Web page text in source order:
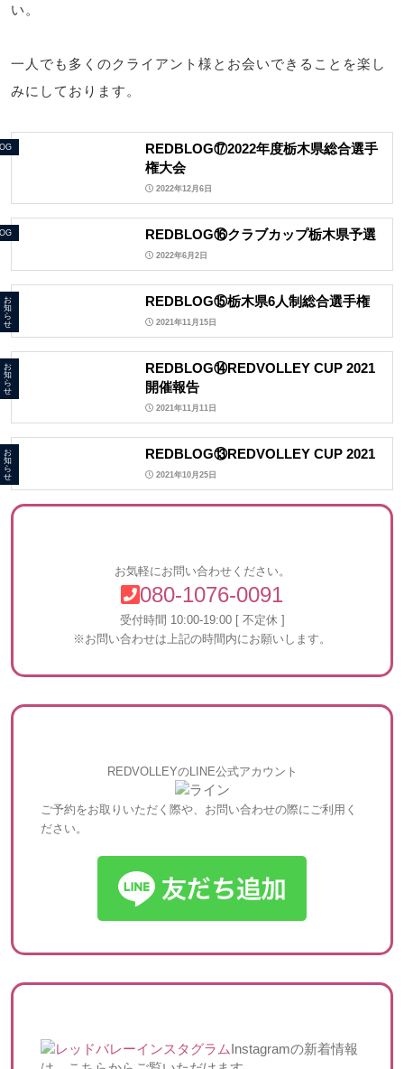
い。
一人でも多くのクライアント様とお会いできることを楽し
みにしております。
REDBLOG⑰2022年度栃木県総合選手
権大会
2022年12月6日
REDBLOG⑯クラブカップ栃木県予選
2022年6月2日
お
知
ら
せ
REDBLOG⑮栃木県6人制総合選手権
2021年11月15日
お
知
ら
せ
REDBLOG⑭REDVOLLEY CUP 2021
開催報告
2021年11月11日
お
知
ら
せ
REDBLOG⑬REDVOLLEY CUP 2021
2021年10月25日
お気軽にお問い合わせください。
080-1076-0091
受付時間 10:00-19:00 [ 不定休 ]
※お問い合わせは上記の時間内にお願いします。
REDVOLLEYのLINE公式アカウント
ご予約をお取りいただく際や、お問い合わせの際にご利用く
ださい。
Instagramの新着情報